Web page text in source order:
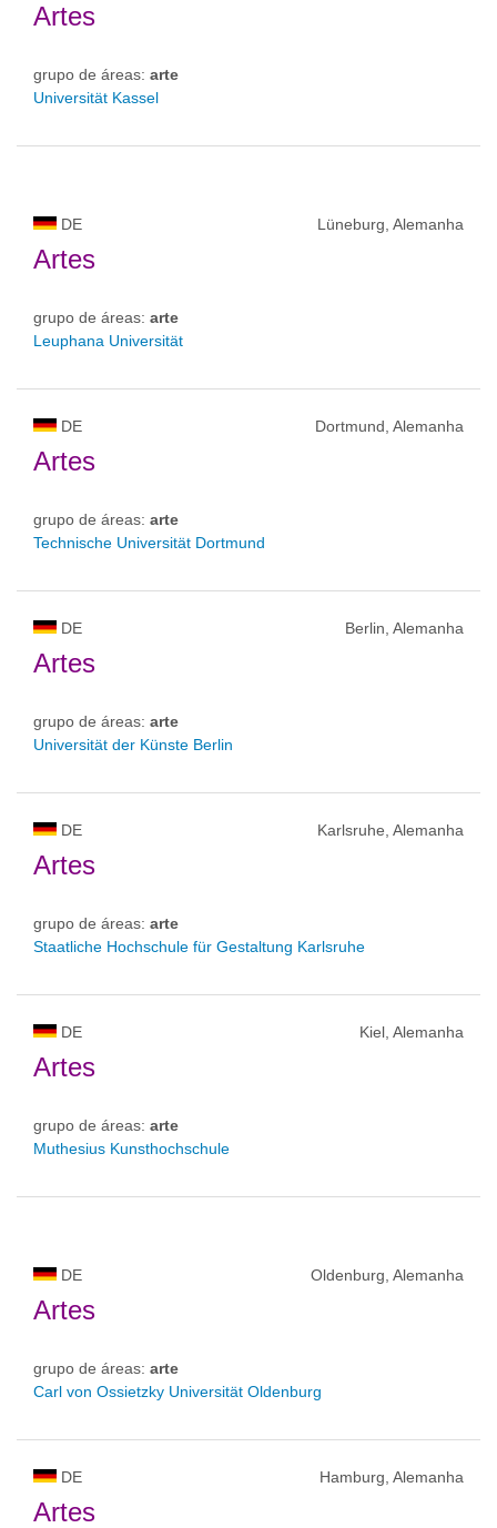
Artes
grupo de áreas: arte
Universität Kassel
DE Lüneburg, Alemanha
Artes
grupo de áreas: arte
Leuphana Universität
DE Dortmund, Alemanha
Artes
grupo de áreas: arte
Technische Universität Dortmund
DE Berlin, Alemanha
Artes
grupo de áreas: arte
Universität der Künste Berlin
DE Karlsruhe, Alemanha
Artes
grupo de áreas: arte
Staatliche Hochschule für Gestaltung Karlsruhe
DE Kiel, Alemanha
Artes
grupo de áreas: arte
Muthesius Kunsthochschule
DE Oldenburg, Alemanha
Artes
grupo de áreas: arte
Carl von Ossietzky Universität Oldenburg
DE Hamburg, Alemanha
Artes